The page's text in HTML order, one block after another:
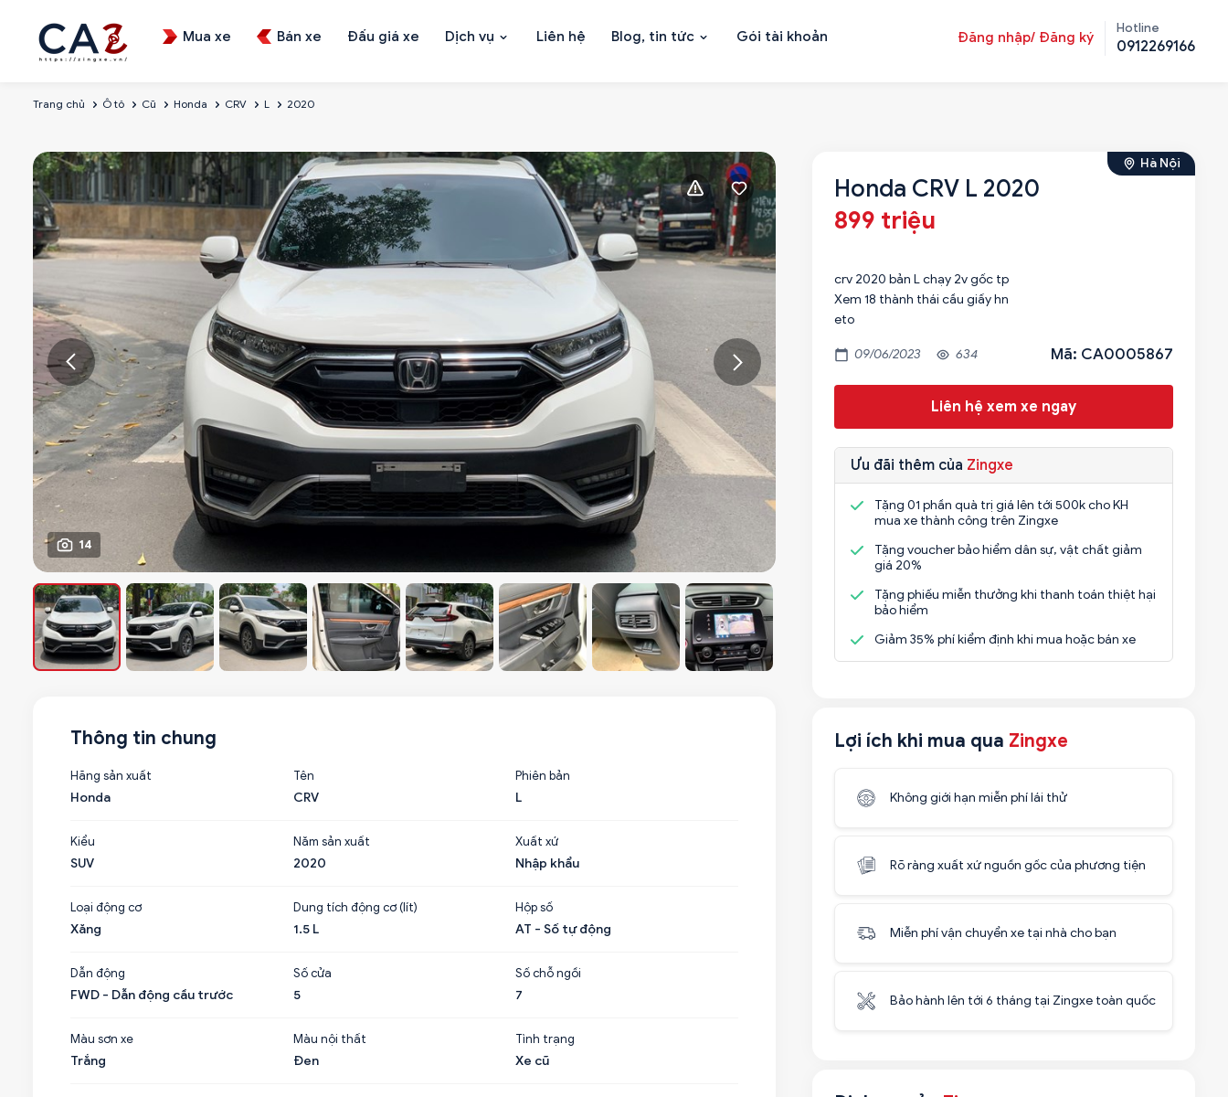
Mua xe Bán xe Đấu giá xe Dịch vụ Liên hệ Blog, tin tức Gói tài khoản Đăng nhập/ Đăng ký
Hotline
0912269166
Trang chủ Ô tô Cũ Honda CRV L 2020
14
Hà Nội
Honda CRV L 2020
899 triệu
crv 2020 bản L chạy 2v gốc tp
Xem 18 thành thái cầu giấy hn
eto
09/06/2023 634 Mã: CA0005867
Liên hệ xem xe ngay
Ưu đãi thêm của Zingxe
Tặng 01 phần quà trị giá lên tới 500k cho KH
mua xe thành công trên Zingxe
Tặng voucher bảo hiểm dân sự, vật chất giảm
giá 20%
Tặng phiếu miễn thưởng khi thanh toán thiệt hại
bảo hiểm
Giảm 35% phí kiểm định khi mua hoặc bán xe
Lợi ích khi mua qua Zingxe
Không giới hạn miễn phí lái thử
Rõ ràng xuất xứ nguồn gốc của phương tiện
Miễn phí vận chuyển xe tại nhà cho bạn
Bảo hành lên tới 6 tháng tại Zingxe toàn quốc
Thông tin chung
Hãng sản xuất
Honda
Tên
CRV
Phiên bản
L
Kiểu
SUV
Năm sản xuất
2020
Xuất xứ
Nhập khẩu
Loại động cơ
Xăng
Dung tích động cơ (lít)
1.5 L
Hộp số
AT - Số tự động
Dẫn động
FWD - Dẫn động cầu trước
Số cửa
5
Số chỗ ngồi
7
Màu sơn xe
Trắng
Màu nội thất
Đen
Tình trạng
Xe cũ